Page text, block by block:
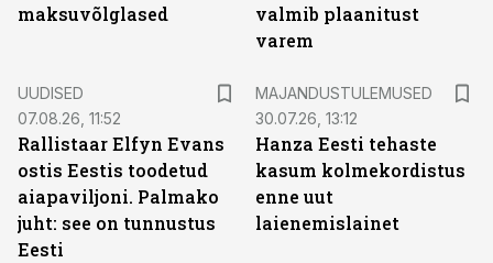
maksuvõlglased
valmib plaanitust
varem
UUDISED
07.08.26, 11:52
Rallistaar Elfyn Evans
ostis Eestis toodetud
aiapaviljoni. Palmako
juht: see on tunnustus
Eesti
MAJANDUSTULEMUSED
30.07.26, 13:12
Hanza Eesti tehaste
kasum kolmekordistus
enne uut
laienemislainet